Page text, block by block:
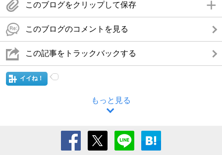
このブログをクリップして保存
このブログのコメントを見る
この記事をトラックバックする
イイね！
もっと見る